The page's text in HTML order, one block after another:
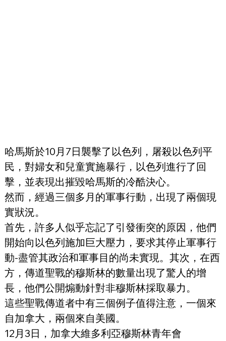
哈馬斯於10月7日襲擊了以色列，屠殺以色列平
民，對婦女和兒童實施暴行，以色列進行了回
擊，並表現出摧毀哈馬斯的冷酷決心。
然而，經過三個多月的軍事行動，出現了兩個現
實狀況。
首先，許多人似乎忘記了引發衝突的原因，他們
開始向以色列施加巨大壓力，要求其停止軍事行
動-盡管其政治和軍事目的尚未實現。其次，在西
方，傳道聖戰的穆斯林的數量出現了驚人的增
長，他們公開煽動針對非穆斯林採取暴力。
這些聖戰傳道者中有三個例子值得注意，一個來
自加拿大，兩個來自美國。
12月3日，加拿大維多利亞穆斯林青年會